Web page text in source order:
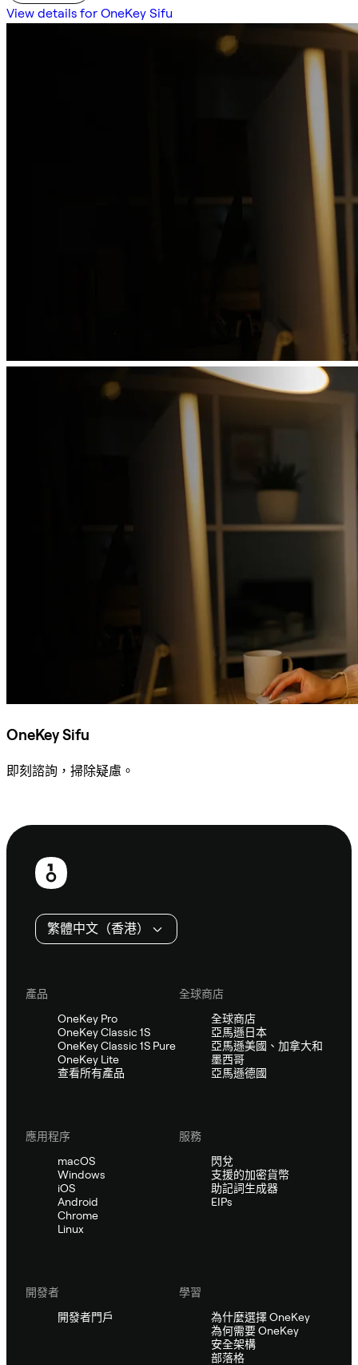
View details for OneKey Sifu
OneKey Sifu
即刻諮詢，掃除疑慮。
頁
繁體中文（香港）
產品
OneKey Pro
OneKey Classic 1S
OneKey Classic 1S Pure
OneKey Lite
查看所有產品
全球商店
全球商店
亞馬遜日本
亞馬遜美國、加拿大和
墨西哥
亞馬遜德國
應用程序
macOS
Windows
iOS
Android
Chrome
Linux
服務
閃兌
支援的加密貨幣
助記詞生成器
EIPs
開發者
開發者門戶
學習
為什麼選擇 OneKey
為何需要 OneKey
安全架構
部落格